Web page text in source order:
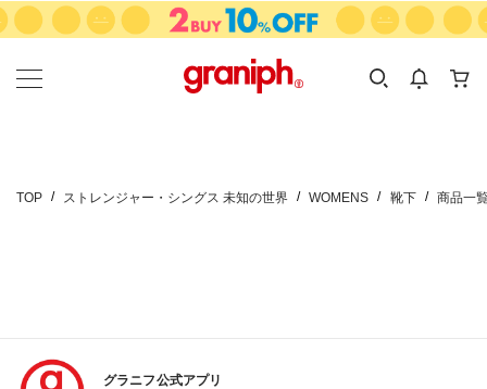
カテゴリーから探す
KIDS
カテゴリ
サイズ
TOP ストレンジャー・シングス 未知の世界 WOMENS 靴下 商品一
グラニフ公式アプリ